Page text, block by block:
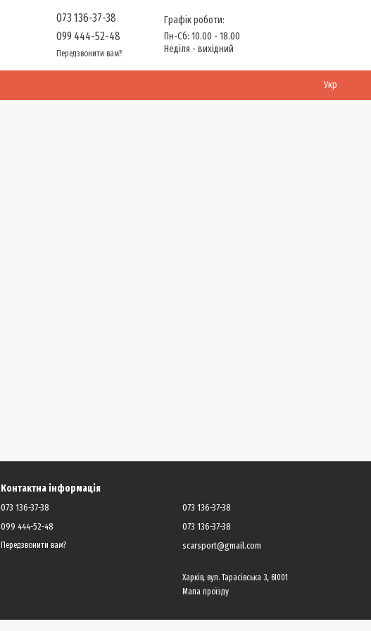
073 136-37-38
099 444-52-48
Передзвонити вам?
Графік роботи:
Пн-Сб: 10.00 - 18.00
Неділя - вихідний
Укр
Контактна інформація
073 136-37-38
099 444-52-48
Передзвонити вам?
073 136-37-38
073 136-37-38
scarsport@gmail.com
Харків, вул. Тарасівська 3, 61001
Мапа проїзду